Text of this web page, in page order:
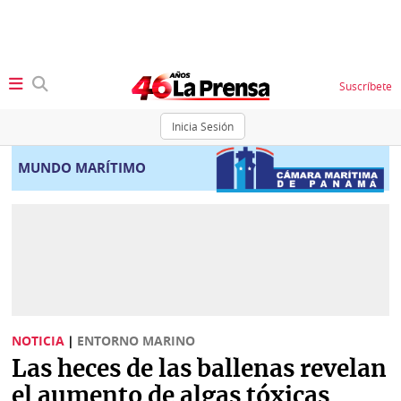
Inicia Sesión
Suscríbete
SECCIONES
Política
Economía
Vivir+
MUNDO MARÍTIMO
NOTICIA | ENTORNO MARINO
Las heces de las ballenas revelan